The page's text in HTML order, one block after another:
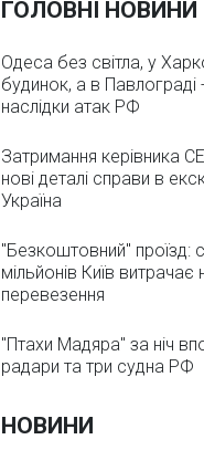
ГОЛОВНІ НОВИНИ
Одеса без світла, у
будинок, а в Павлограді
наслідки атак РФ
Затримання керівника
нові деталі справи в
Україна
"Безкоштовний" проїзд:
мільйонів Київ витрачає
перевезення
"Птахи Мадяра" за ніч
радари та три судна РФ
НОВИНИ